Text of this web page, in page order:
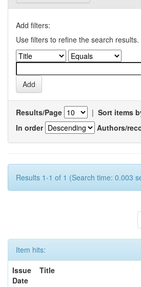
Add filters:
Use filters to refine the search results.
Results/Page | Sort items
In order
Authors/
Results 1-1 of 1 (Search time: 0.003
Item hits:
Issue
Date
Title